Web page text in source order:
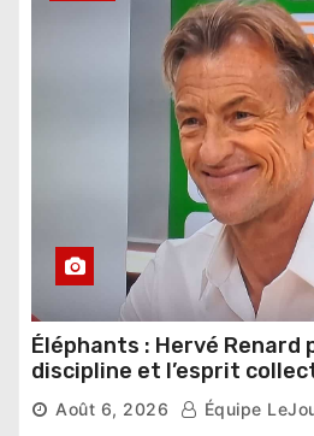
Éléphants : Hervé Renard
discipline et l’esprit
nouveau départ
Août 6, 2026 Équipe